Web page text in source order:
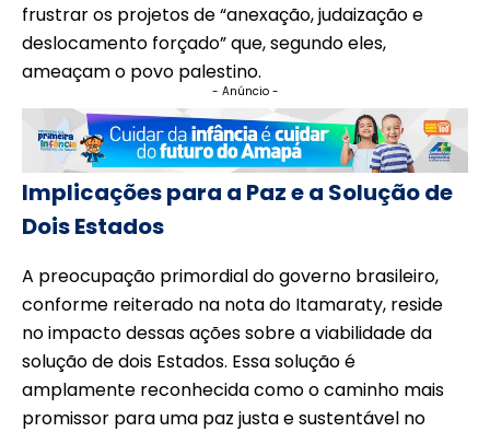
frustrar os projetos de “anexação, judaização e
deslocamento forçado” que, segundo eles,
ameaçam o povo palestino.
- Anúncio -
Implicações para a Paz e a Solução de
Dois Estados
A preocupação primordial do governo brasileiro,
conforme reiterado na nota do Itamaraty, reside
no impacto dessas ações sobre a viabilidade da
solução de dois Estados. Essa solução é
amplamente reconhecida como o caminho mais
promissor para uma paz justa e sustentável no